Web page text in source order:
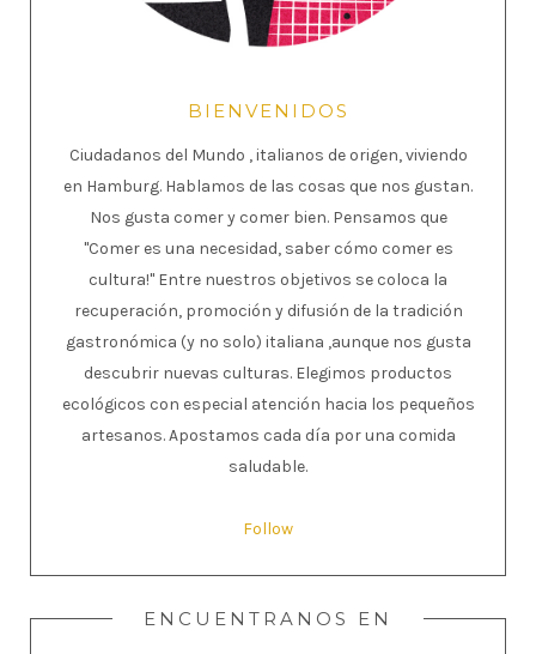
BIENVENIDOS
Ciudadanos del Mundo , italianos de origen, viviendo
en Hamburg. Hablamos de las cosas que nos gustan.
Nos gusta comer y comer bien. Pensamos que
"Comer es una necesidad, saber cómo comer es
cultura!" Entre nuestros objetivos se coloca la
recuperación, promoción y difusión de la tradición
gastronómica (y no solo) italiana ,aunque nos gusta
descubrir nuevas culturas. Elegimos productos
ecológicos con especial atención hacia los pequeños
artesanos. Apostamos cada día por una comida
saludable.
Follow
ENCUENTRANOS EN